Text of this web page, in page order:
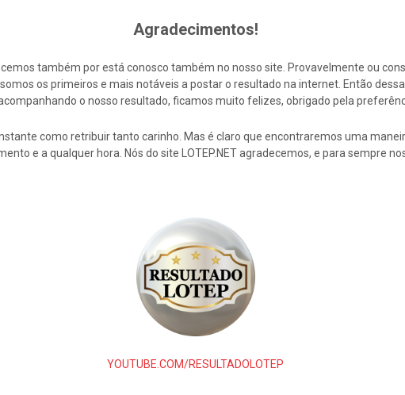
Agradecimentos!
também por está conosco também no nosso site. Provavelmente ou
os primeiros e mais notáveis a postar o resultado na internet. Então
o nosso resultado, ficamos muito felizes, obrigado pela
como retribuir tanto carinho. Mas é claro que encontraremos uma
e a qualquer hora. Nós do site LOTEP.NET agradecemos, e para sempre
YOUTUBE.COM/RESULTADOLOTEP